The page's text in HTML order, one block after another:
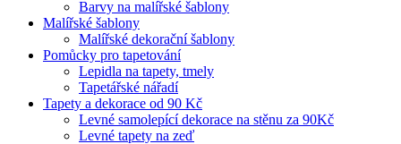
Barvy na malířské šablony
Malířské šablony
Malířské dekorační šablony
Pomůcky pro tapetování
Lepidla na tapety, tmely
Tapetářské nářadí
Tapety a dekorace od 90 Kč
Levné samolepící dekorace na stěnu za 90Kč
Levné tapety na zeď